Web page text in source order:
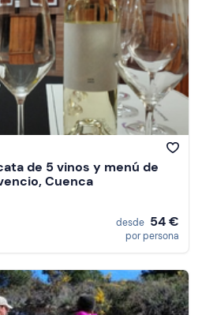
de 5 vinos y menú de
Cuenca
desde 54 €
por persona